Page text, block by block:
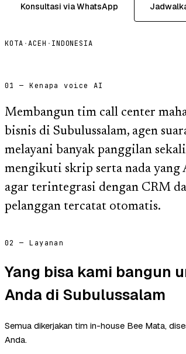
Konsultasi via WhatsApp
KOTA ·ACEH · INDONESIA
01 — Kenapa voice AI
Membangun tim call center
bisnis di Subulussalam, agen
melayani banyak panggilan
mengikuti skrip serta nada yang
agar terintegrasi dengan CRM
pelanggan tercatat otomatis.
02 — Layanan
Yang bisa kami bangun
Anda di Subulussalam
Semua dikerjakan tim in-house Bee Mata,
Anda.